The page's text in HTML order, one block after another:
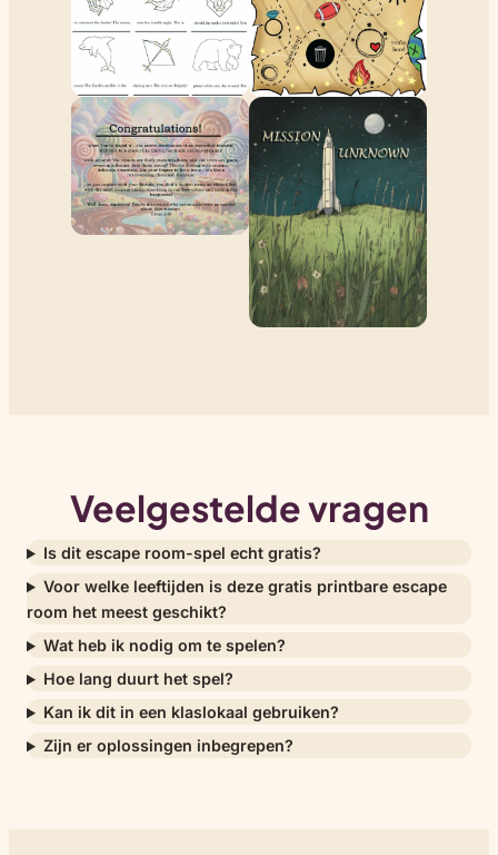
Veelgestelde vragen
Is dit escape room-spel echt gratis?
Voor welke leeftijden is deze gratis printbare escape
room het meest geschikt?
Wat heb ik nodig om te spelen?
Hoe lang duurt het spel?
Kan ik dit in een klaslokaal gebruiken?
Zijn er oplossingen inbegrepen?